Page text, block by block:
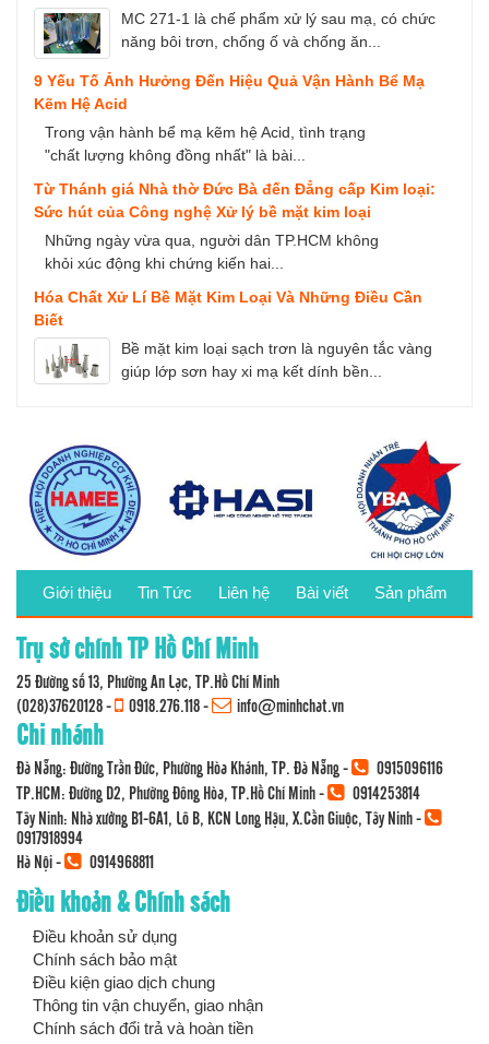
MC 271-1 là chế phẩm xử lý sau mạ, có chức
năng bôi trơn, chống ố và chống ăn...
9 Yếu Tố Ảnh Hưởng Đến Hiệu Quả Vận Hành Bể Mạ
Kẽm Hệ Acid
Trong vận hành bể mạ kẽm hệ Acid, tình trạng
"chất lượng không đồng nhất" là bài...
Từ Thánh giá Nhà thờ Đức Bà đến Đẳng cấp Kim loại:
Sức hút của Công nghệ Xử lý bề mặt kim loại
Những ngày vừa qua, người dân TP.HCM không
khỏi xúc động khi chứng kiến hai...
Hóa Chất Xử Lí Bề Mặt Kim Loại Và Những Điều Cần
Biết
Bề mặt kim loại sạch trơn là nguyên tắc vàng
giúp lớp sơn hay xi mạ kết dính bền...
Giới thiệu Tin Tức Liên hệ Bài viết Sản phẩm
Trụ sở chính TP Hồ Chí Minh
25 Đường số 13, Phường An Lạc, TP.Hồ Chí Minh
(028)37620128- 0918.276.118- info@minhchat.vn
Chi nhánh
Đà Nẵng: Đường Trần Đức, Phường Hòa Khánh, TP. Đà Nẵng -
0915096116
TP.HCM: Đường D2, Phường Đông Hòa, TP.Hồ Chí Minh -
0914253814
Tây Ninh: Nhà xưởng B1-6A1, Lô B, KCN Long Hậu, X.Cần Giuộc, Tây Ninh -
0917918994
Hà Nội -
0914968811
Điều khoản & Chính sách
Điều khoản sử dụng
Chính sách bảo mật
Điều kiện giao dịch chung
Thông tin vận chuyển, giao nhận
Chính sách đổi trả và hoàn tiền